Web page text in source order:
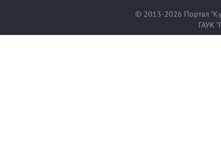
© 2013-2026 Портал
ГАУК